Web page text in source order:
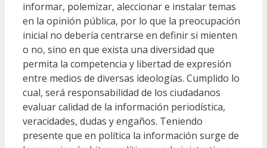
informar, polemizar, aleccionar e instalar temas
en la opinión pública, por lo que la preocupación
inicial no debería centrarse en definir si mienten
o no, sino en que exista una diversidad que
permita la competencia y libertad de expresión
entre medios de diversas ideologías. Cumplido lo
cual, será responsabilidad de los ciudadanos
evaluar calidad de la información periodística,
veracidades, dudas y engaños. Teniendo
presente que en política la información surge de